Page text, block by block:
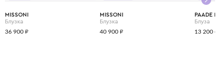
MISSONI
Блузка
36 900 ₽
MISSONI
Блузка
40 900 ₽
PAADE
Блуза
13 200 ₽